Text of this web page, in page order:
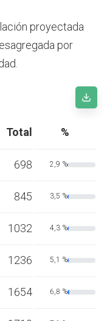
proyectada
por
Total %
698 2,9 %
845 3,5 %
1032 4,3 %
1236 5,1 %
1654 6,8 %